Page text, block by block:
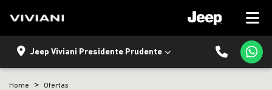
Jeep Viviani Presidente Prudente
Home Ofertas